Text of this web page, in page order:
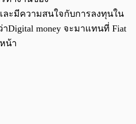
ละมีความสนใจกับการลงทุนใน
Digital money จะมาแทนที่ Fiat
น้า